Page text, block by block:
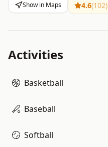
Show in Maps 4.6(102)
Activities
Basketball
Baseball
Softball